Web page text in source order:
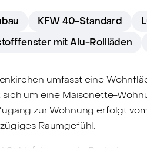
KFW 40-Standard
mit Alu-Rollläden
umfasst eine
um eine Maisonette-
zur Wohnung erfolgt
Raumgefühl.
ein